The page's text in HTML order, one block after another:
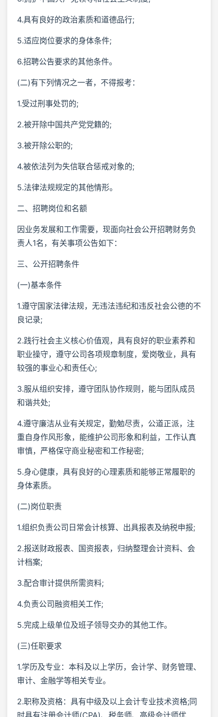
4.具有良好的政治素质和道德品行;
5.适应岗位要求的身体条件;
6.招聘公告要求的其他条件。
(二)有下列情况之一者，不得报考：
1.受过刑事处罚的;
2.被开除中国共产党党籍的;
3.被开除公职的;
4.被依法列为失信联合惩戒对象的;
5.法律法规规定的其他情形。
二、招聘岗位和名额
因业务发展和工作需要，现面向社会公开招聘财务负
责人1名，有关事项公告如下：
三、公开招聘条件
(一)基本条件
1.遵守国家法律法规，无违法违纪和违反社会公德的不
良记录;
2.践行社会主义核心价值观，具有良好的职业素养和
职业操守，遵守公司各项规章制度，爱岗敬业，具有
较强的事业心和责任心;
3.服从组织安排，遵守团队协作规则，能与团队成员
和谐共处;
4.遵守廉洁从业有关规定，勤勉尽责，公道正派，注
重自身作风形象，能维护公司形象和利益，工作认真
审慎，严格保守商业秘密和工作秘密;
5.身心健康，具有良好的心理素质和能够正常履职的
身体素质。
(二)岗位职责
1.组织负责公司日常会计核算、出具报表及纳税申报;
2.报送财政报表、国资报表，归纳整理会计资料、会
计档案;
3.配合审计提供所需资料;
4.负责公司融资相关工作;
5.完成上级单位及班子领导交办的其他工作。
(三)任职要求
1.学历及专业：本科及以上学历，会计学、财务管理、
审计、金融学等相关专业。
2.职称及资格：具有中级及以上会计专业技术资格;同
时具有注册会计师(CPA)、税务师、高级会计师优